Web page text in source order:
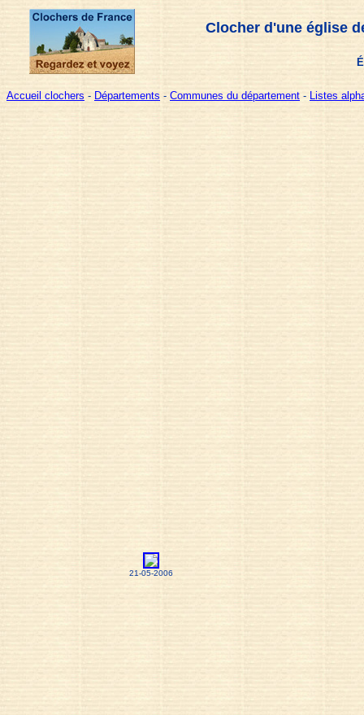
Clocher d'une église
Accueil clochers - Départements - Communes du département - Listes
21-05-2006